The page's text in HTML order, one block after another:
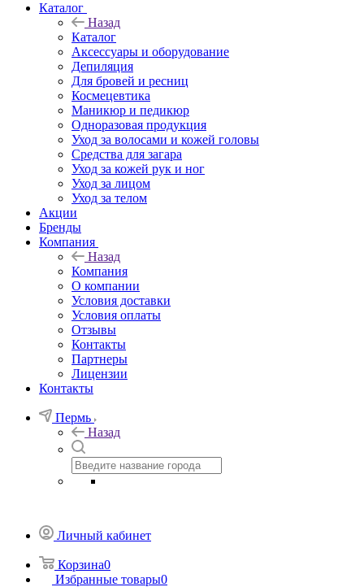
Каталог
Назад
Каталог
Аксессуары и оборудование
Депиляция
Для бровей и ресниц
Космецевтика
Маникюр и педикюр
Одноразовая продукция
Уход за волосами и кожей головы
Средства для загара
Уход за кожей рук и ног
Уход за лицом
Уход за телом
Акции
Бренды
Компания
Назад
Компания
О компании
Условия доставки
Условия оплаты
Отзывы
Контакты
Партнеры
Лицензии
Контакты
Пермь
Назад
Личный кабинет
Корзина0
Избранные товары0